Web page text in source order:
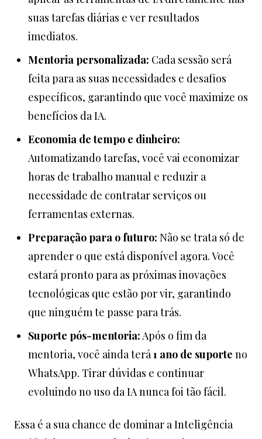
suas tarefas diárias e ver resultados
imediatos.
Mentoria personalizada: Cada sessão será
feita para as suas necessidades e desafios
específicos, garantindo que você maximize os
benefícios da IA.
Economia de tempo e dinheiro:
Automatizando tarefas, você vai economizar
horas de trabalho manual e reduzir a
necessidade de contratar serviços ou
ferramentas externas.
Preparação para o futuro: Não se trata só de
aprender o que está disponível agora. Você
estará pronto para as próximas inovações
tecnológicas que estão por vir, garantindo
que ninguém te passe para trás.
Suporte pós-mentoria:Após o fim da
mentoria, você ainda terá1 ano de suporte no
WhatsApp. Tirar dúvidas e continuar
evoluindo no uso da IA nunca foi tão fácil.
Essa é a sua chance de dominar a Inteligência